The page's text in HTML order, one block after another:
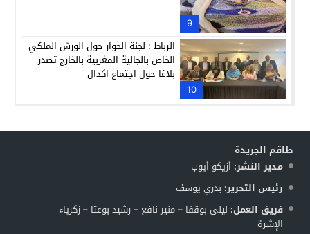
9
10
الرباط : لجنة الحوار حول الورش الملكي
الخاص بالجالية المغربية بالخارج تصدر
بلاغا حول اجتماع اكدال
طاقم الجريدة
مدير النشر: أزيكو أيوب
رئيس التحرير: بدري يوسف
فريق العمل: ليلى بوقفا – منير نافع – رشيد بوعتا – زكرياء
الإشرة